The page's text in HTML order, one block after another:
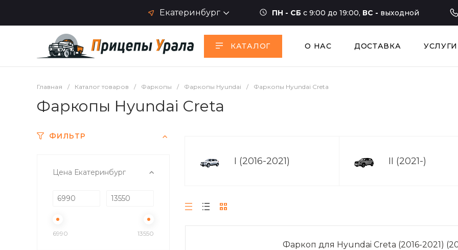
Екатеринбург ПН - СБ с 9:00 до 19:00, ВС - выходной
КАТАЛОГ О НАС ДОСТАВКА УСЛУГИ
Главная / Каталог товаров / Фаркопы / Фаркопы Hyundai / Фаркопы Hyundai Creta
Фаркопы Hyundai Creta
ФИЛЬТР
Цена Екатеринбург
6990 13550
I (2016-2021) II (2021-)
Фаркоп для Hyundai Creta (2016-2021)